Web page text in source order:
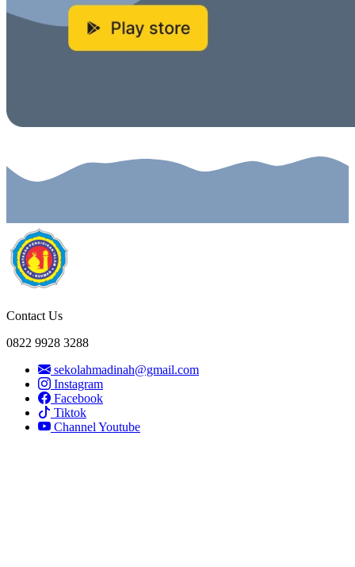
Contact Us
0822 9928 3288
sekolahmadinah@gmail.com
Instagram
Facebook
Tiktok
Channel Youtube